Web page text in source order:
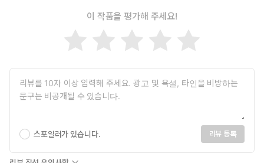
이 작품을 평가해 주세요!
스포일러가 있습니다. 리뷰 등록